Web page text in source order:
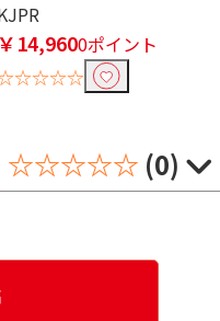
￥14,9600ポイント
☆☆☆☆☆ (0)